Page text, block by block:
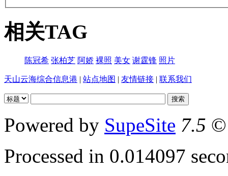
相关TAG
陈冠希 张柏芝 阿娇 裸照 美女 谢霆锋 照片
天山云海综合信息港 | 站点地图 | 友情链接 | 联系我们
Powered by SupeSite 7.5 ©
Processed in 0.014097